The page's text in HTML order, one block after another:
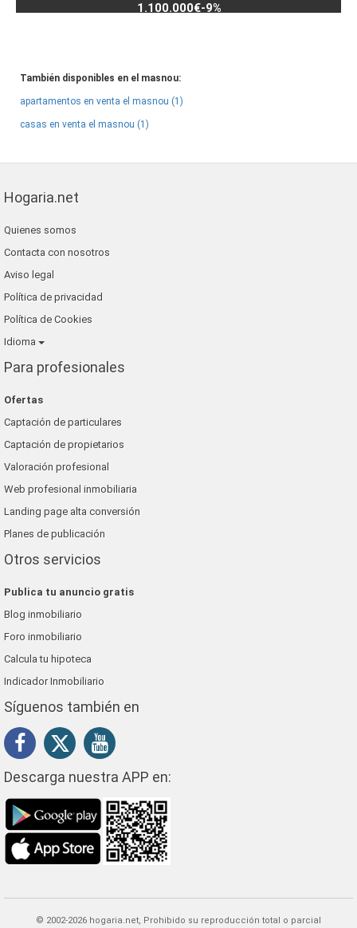
1.100.000€-9%
También disponibles en el masnou:
apartamentos en venta el masnou (1)
casas en venta el masnou (1)
Hogaria.net
Quienes somos
Contacta con nosotros
Aviso legal
Política de privacidad
Política de Cookies
Idioma
Para profesionales
Ofertas
Captación de particulares
Captación de propietarios
Valoración profesional
Web profesional inmobiliaria
Landing page alta conversión
Planes de publicación
Otros servicios
Publica tu anuncio gratis
Blog inmobiliario
Foro inmobiliario
Calcula tu hipoteca
Indicador Inmobiliario
Síguenos también en
Descarga nuestra APP en:
© 2002-2026 hogaria.net, Prohibido su reproducción total o parcial